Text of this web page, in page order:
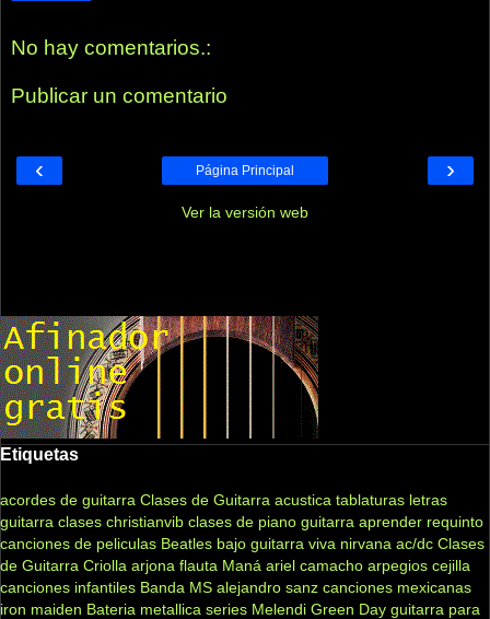
No hay comentarios.:
Publicar un comentario
‹ ›
Página Principal
Ver la versión web
Etiquetas
acordes de guitarra Clases de Guitarra acustica tablaturas letras
guitarra clases christianvib clases de piano guitarra aprender requinto
canciones de peliculas Beatles bajo guitarra viva nirvana ac/dc Clases
de Guitarra Criolla arjona flauta Maná ariel camacho arpegios cejilla
canciones infantiles Banda MS alejandro sanz canciones mexicanas
iron maiden Bateria metallica series Melendi Green Day guitarra para